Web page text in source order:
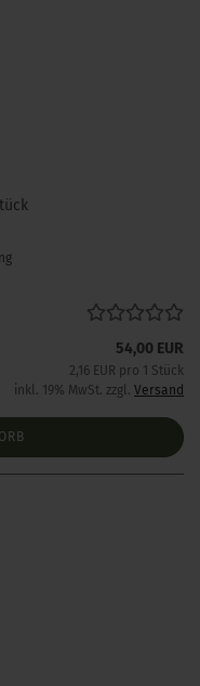
54,00 EUR
2,16 EUR pro 1 Stück
inkl. 19% MwSt. zzgl. Versand